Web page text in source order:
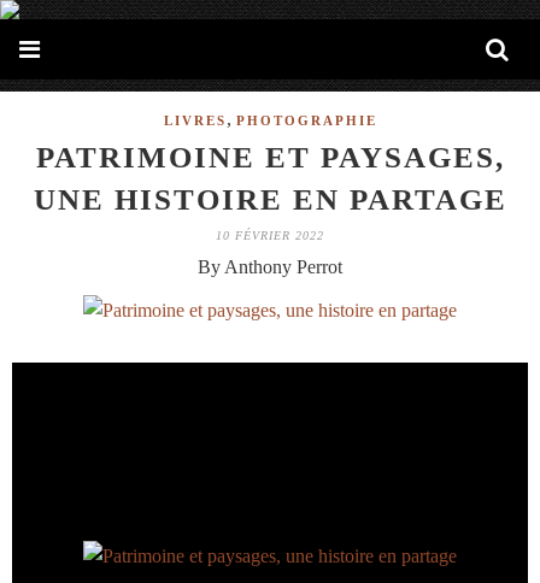
LIVRES , PHOTOGRAPHIE
PATRIMOINE ET PAYSAGES,
UNE HISTOIRE EN PARTAGE
10 FÉVRIER 2022
By Anthony Perrot